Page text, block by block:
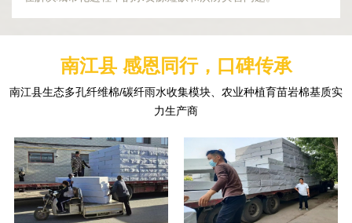
南江县 感恩同行，口碑传承
南江县生态多孔纤维棉/碳纤雨水收集模块、农业种植育苗岩棉基质实
力生产商